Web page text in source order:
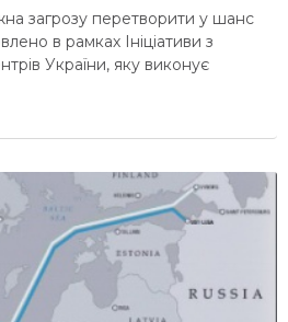
загрозу перетворити у шанс
в рамках Ініціативи з
України, яку виконує
(МФВ) у партнерстві з
в Україні. Думки та позиції,